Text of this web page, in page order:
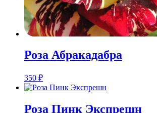
Розa Абракадабра
350 ₽
Розa Пинк Экспрешн